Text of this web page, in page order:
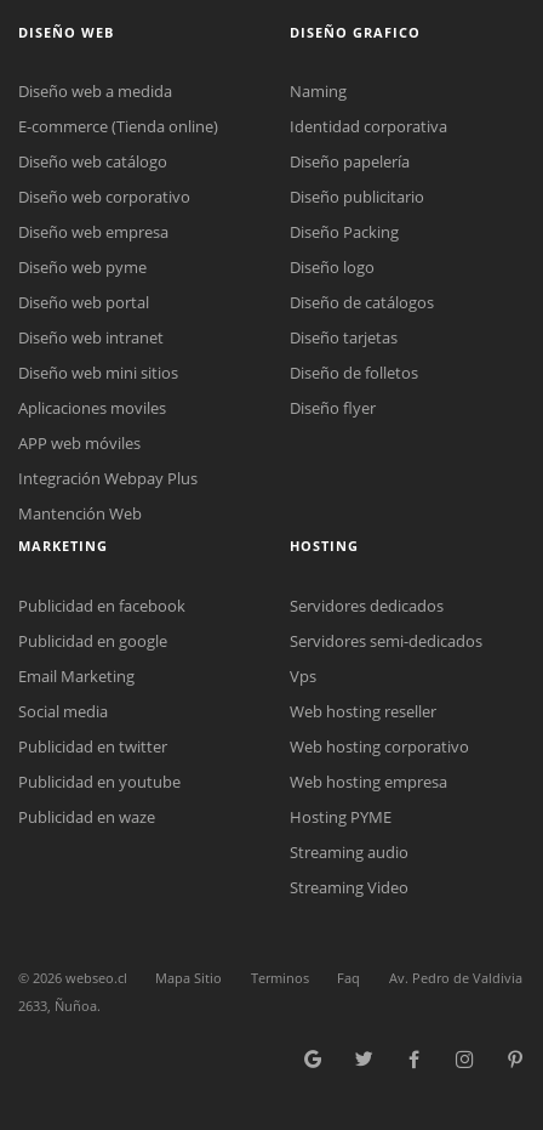
Reunión online
Nuestros ejecutivos le enviarán un correo electrónico con el enlace a
Cotización
Complete el formulario y nos contactaremos a la brevedad.
Chat Online
Todos nuestros ejecutivos están fuera de línea. Complete el formulario
para enviarnos un correo electrónico con sus datos personales.
DISEÑO WEB
Diseño web a medida
E-commerce (Tienda online)
Diseño web catálogo
Diseño web corporativo
Diseño web empresa
Diseño web pyme
Diseño web portal
Diseño web intranet
Diseño web mini sitios
Aplicaciones moviles
APP web móviles
Integración Webpay Plus
Mantención Web
DISEÑO GRAFICO
Naming
Identidad corporativa
Diseño papelería
Diseño publicitario
Diseño Packing
Diseño logo
Diseño de catálogos
Diseño tarjetas
Diseño de folletos
Diseño flyer
MARKETING
Publicidad en facebook
Publicidad en google
Email Marketing
Social media
Publicidad en twitter
Publicidad en youtube
Publicidad en waze
HOSTING
Servidores dedicados
Servidores semi-dedicados
Vps
Web hosting reseller
Web hosting corporativo
Web hosting empresa
Hosting PYME
Streaming audio
Streaming Video
© 2026 webseo.cl Mapa Sitio Terminos Faq
Av. Pedro de Valdivia
2633, Ñuñoa.